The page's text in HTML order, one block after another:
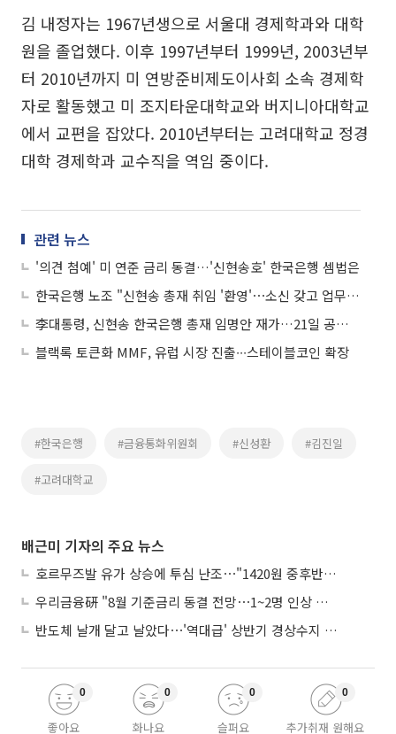
김 내정자는 1967년생으로 서울대 경제학과와 대학
원을 졸업했다. 이후 1997년부터 1999년, 2003년부
터 2010년까지 미 연방준비제도이사회 소속 경제학
자로 활동했고 미 조지타운대학교와 버지니아대학교
에서 교편을 잡았다. 2010년부터는 고려대학교 정경
대학 경제학과 교수직을 역임 중이다.
관련 뉴스
'의견 첨예' 미 연준 금리 동결…'신현송호' 한국은행 셈법은
한국은행 노조 "신현송 총재 취임 '환영'⋯소신 갖고 업무 임해야"
李대통령, 신현송 한국은행 총재 임명안 재가…21일 공식 취임
블랙록 토큰화 MMF, 유럽 시장 진출∙∙∙스테이블코인 확장
#한국은행 #금융통화위원회 #신성환 #김진일
#고려대학교
배근미 기자의 주요 뉴스
호르무즈발 유가 상승에 투심 난조⋯"1420원 중후반 등락"
우리금융硏 "8월 기준금리 동결 전망⋯1~2명 인상 소수의견 낼 것"
반도체 날개 달고 날았다⋯'역대급' 상반기 경상수지 흑자 2000억달러 육박
좋아요
0
화나요
0
슬퍼요
0
추가취재 원해요
0